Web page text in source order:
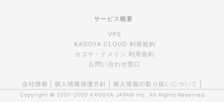
サービス概要
VPS
KAGOYA CLOUD 利用規約
カゴヤ・ドメイン 利用規約
お問い合わせ窓口
会社情報 個人情報保護方針 個人情報の取り扱いについて
Copyright © 2007-2020 KAGOYA JAPAN Inc. All Rights Reserved.